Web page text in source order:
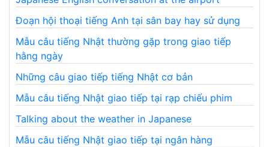
Đoạn hội thoại tiếng Anh tại sân bay hay sử dụng
Mẫu câu tiếng Nhật thường gặp trong giao tiếp
hằng ngày
Những câu giao tiếp tiếng Nhật cơ bản
Mẫu câu tiếng Nhật giao tiếp tại rạp chiếu phim
Talking about the weather in Japanese
Mẫu câu tiếng Nhật giao tiếp tại ngân hàng